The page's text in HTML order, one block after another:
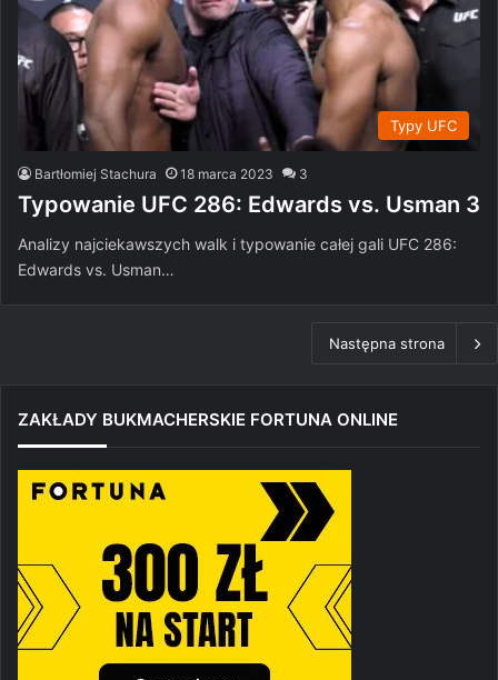
Typy UFC
Bartłomiej Stachura 18 marca 2023 3
Typowanie UFC 286: Edwards vs. Usman 3
Analizy najciekawszych walk i typowanie całej gali UFC 286:
Edwards vs. Usman…
Następna strona
ZAKŁADY BUKMACHERSKIE FORTUNA ONLINE